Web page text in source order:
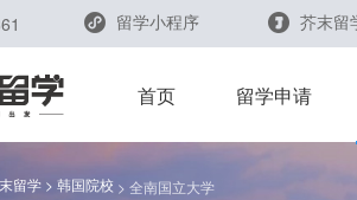
留学小程序 芥末留
首页 留学申请
留学 韩国院校 全南国立大学